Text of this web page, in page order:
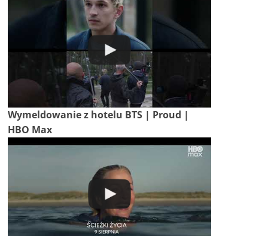
Wymeldowanie z hotelu BTS | Proud |
HBO Max